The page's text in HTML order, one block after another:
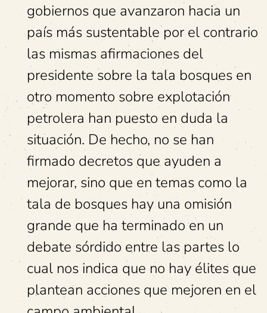
gobiernos que avanzaron hacia un
país más sustentable por el contrario
las mismas afirmaciones del
presidente sobre la tala bosques en
otro momento sobre explotación
petrolera han puesto en duda la
situación. De hecho, no se han
firmado decretos que ayuden a
mejorar, sino que en temas como la
tala de bosques hay una omisión
grande que ha terminado en un
debate sórdido entre las partes lo
cual nos indica que no hay élites que
plantean acciones que mejoren en el